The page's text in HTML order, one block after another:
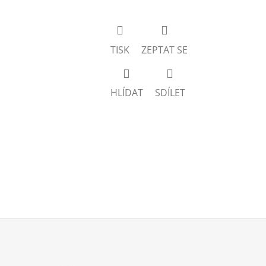
TISK ZEPTAT SE
HLÍDAT SDÍLET